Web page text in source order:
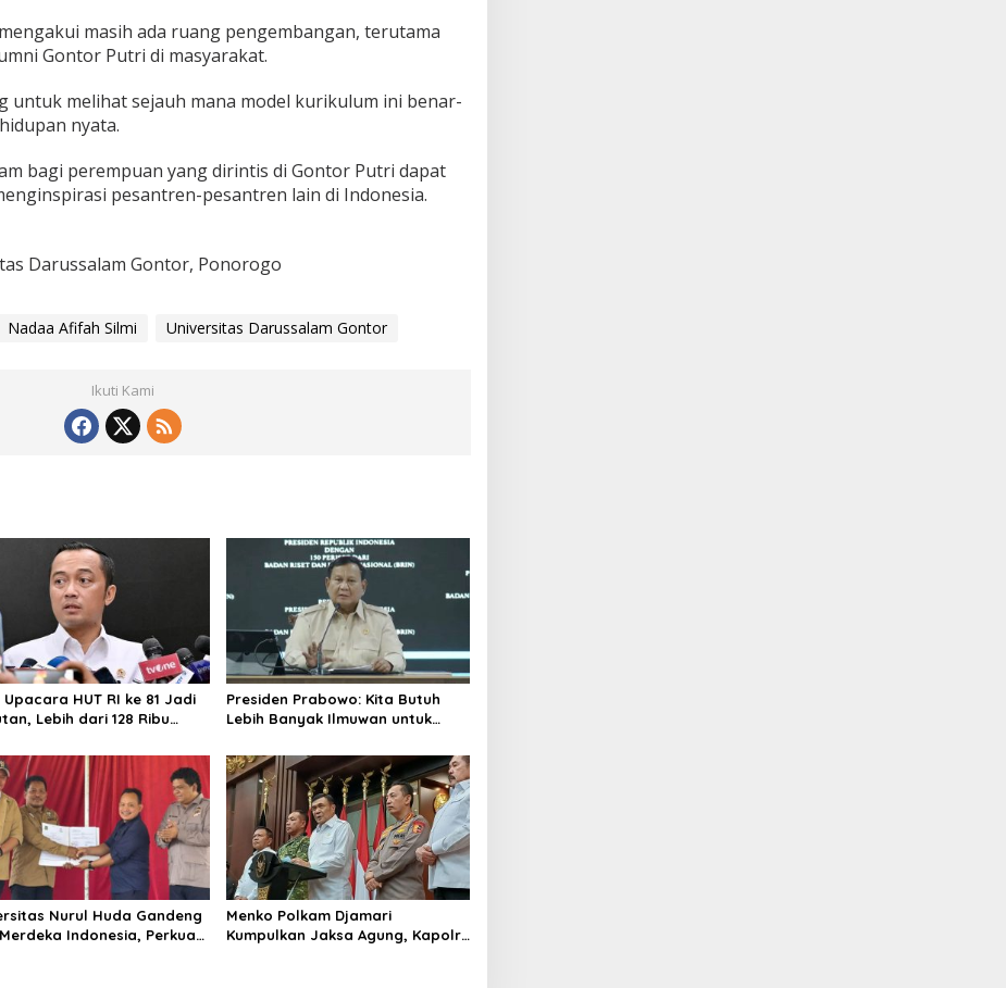
masih ada ruang pengembangan, terutama
Gontor Putri di masyarakat.
untuk melihat sejauh mana model kurikulum ini benar-
nyata.
bagi perempuan yang dirintis di Gontor Putri dapat
pesantren-pesantren lain di Indonesia.
Darussalam Gontor, Ponorogo
Nadaa Afifah Silmi Universitas Darussalam Gontor
Ikuti Kami
Upacara HUT RI ke 81 Jadi
Lebih dari 128 Ribu
Presiden Prabowo: Kita Butuh
Lebih Banyak Ilmuwan untuk
Nurul Huda Gandeng
Indonesia, Perkuat
Menko Polkam Djamari
Kumpulkan Jaksa Agung, Kapolri,